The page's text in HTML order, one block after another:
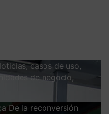
casos de uso,
de negocio,
De la reconversión